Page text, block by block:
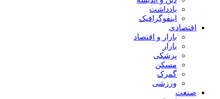
یادداشت
اینفوگرافیک
اقتصادی
بازار و اقتصاد
بازار
پزشکی
مسکن
گمرک
ورزشی
صنعت